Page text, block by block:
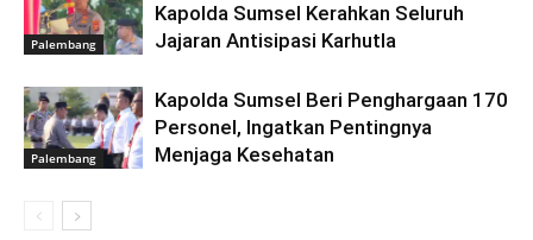
Palembang
Kapolda Sumsel Kerahkan Seluruh
Jajaran Antisipasi Karhutla
Palembang
Kapolda Sumsel Beri Penghargaan 170
Personel, Ingatkan Pentingnya
Menjaga Kesehatan